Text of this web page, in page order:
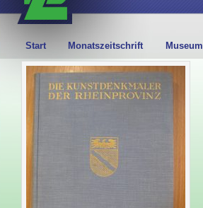
Start Monatszeitschrift Museum